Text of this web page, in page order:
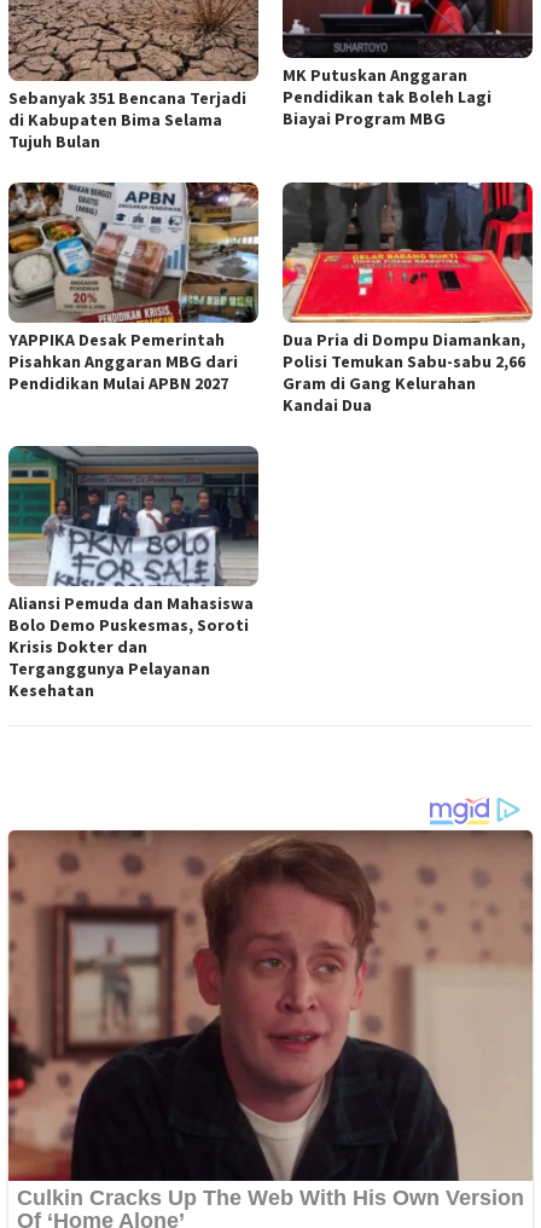
Sebanyak 351 Bencana Terjadi
di Kabupaten Bima Selama
Tujuh Bulan
MK Putuskan Anggaran
Pendidikan tak Boleh Lagi
Biayai Program MBG
YAPPIKA Desak Pemerintah
Pisahkan Anggaran MBG dari
Pendidikan Mulai APBN 2027
Dua Pria di Dompu Diamankan,
Polisi Temukan Sabu-sabu 2,66
Gram di Gang Kelurahan
Kandai Dua
Aliansi Pemuda dan Mahasiswa
Bolo Demo Puskesmas, Soroti
Krisis Dokter dan
Terganggunya Pelayanan
Kesehatan